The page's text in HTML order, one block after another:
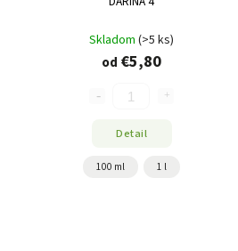
Skladom (>5 ks)
od €5,80
Detail
100 ml 1 l